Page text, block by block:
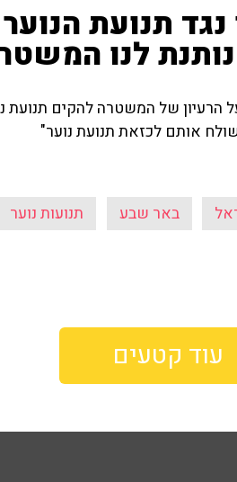
נגד תנועת
לנו
הרעיון של המשטרה להקים תנועת
אותם לכזאת תנועת נוער"
באר שבע תנועות נוער
עוד קטעים